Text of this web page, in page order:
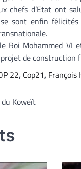
chefs d’Etat ont
sont enfin
Roi Mohammed VI
de
22, Cop21, François
Koweït